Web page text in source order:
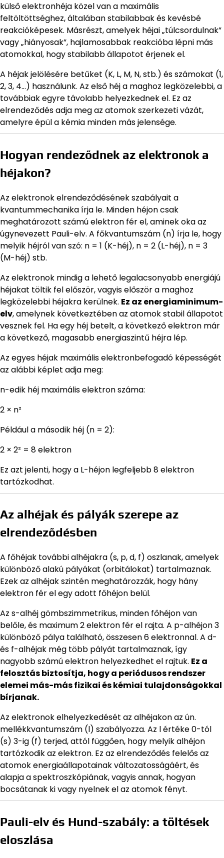
külső elektronhéja közel van a maximális
feltöltöttséghez, általában stabilabbak és kevésbé
reakcióképesek. Másrészt, amelyek héjai „túlcsordulnak”
vagy „hiányosak”, hajlamosabbak reakcióba lépni más
atomokkal, hogy stabilabb állapotot érjenek el.
A héjak jelölésére betűket (K, L, M, N, stb.) és számokat (1,
2, 3, 4…) használunk. Az első héj a maghoz legközelebbi, a
továbbiak egyre távolabb helyezkednek el. Ez az
elrendeződés adja meg az atomok szerkezeti vázát,
amelyre épül a kémia minden más jelensége.
Hogyan rendeződnek az elektronok a
héjakon?
Az elektronok elrendeződésének szabályait a
kvantummechanika írja le. Minden héjon csak
meghatározott számú elektron fér el, aminek oka az
úgynevezett Pauli-elv. A főkvantumszám (n) írja le, hogy
melyik héjról van szó: n = 1 (K-héj), n = 2 (L-héj), n = 3
(M-héj) stb.
Az elektronok mindig a lehető legalacsonyabb energiájú
héjakat töltik fel először, vagyis először a maghoz
legközelebbi héjakra kerülnek. Ez az energiaminimum-
elv, amelynek következtében az atomok stabil állapotot
vesznek fel. Ha egy héj betelt, a következő elektron már
a következő, magasabb energiaszintű héjra lép.
Az egyes héjak maximális elektronbefogadó képességét
az alábbi képlet adja meg:
n-edik héj maximális elektron száma:
2 × n²
Például a második héj (n = 2):
2 × 2² = 8 elektron
Ez azt jelenti, hogy a L-héjon legfeljebb 8 elektron
tartózkodhat.
Az alhéjak és pályák szerepe az
elrendeződésben
A főhéjak további alhéjakra (s, p, d, f) oszlanak, amelyek
különböző alakú pályákat (orbitálokat) tartalmaznak.
Ezek az alhéjak szintén meghatározzák, hogy hány
elektron fér el egy adott főhéjon belül.
Az s-alhéj gömbszimmetrikus, minden főhéjon van
belőle, és maximum 2 elektron fér el rajta. A p-alhéjon 3
különböző pálya található, összesen 6 elektronnal. A d-
és f-alhéjak még több pályát tartalmaznak, így
nagyobb számú elektron helyezkedhet el rajtuk. Ez a
felosztás biztosítja, hogy a periódusos rendszer
elemei más-más fizikai és kémiai tulajdonságokkal
bírjanak.
Az elektronok elhelyezkedését az alhéjakon az ún.
mellékkvantumszám (l) szabályozza. Az l értéke 0-tól
(s) 3-ig (f) terjed, attól függően, hogy melyik alhéjon
tartózkodik az elektron. Ez az elrendeződés felelős az
atomok energiaállapotainak változatosságáért, és
alapja a spektroszkópiának, vagyis annak, hogyan
bocsátanak ki vagy nyelnek el az atomok fényt.
Pauli-elv és Hund-szabály: a töltések
eloszlása